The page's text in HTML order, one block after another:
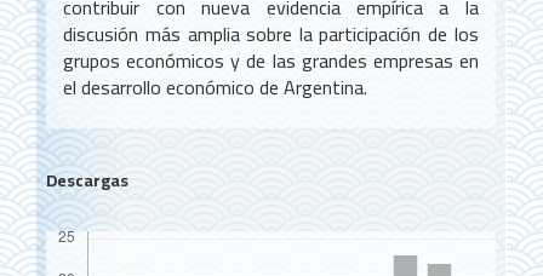
contribuir con nueva evidencia empírica a la
discusión más amplia sobre la participación de los
grupos económicos y de las grandes empresas en
el desarrollo económico de Argentina.
Descargas